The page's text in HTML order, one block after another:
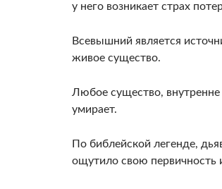
у него возникает страх
Всевышний является
живое существо.
Любое существо,
умирает.
По библейской легенде,
ощутило свою первичность